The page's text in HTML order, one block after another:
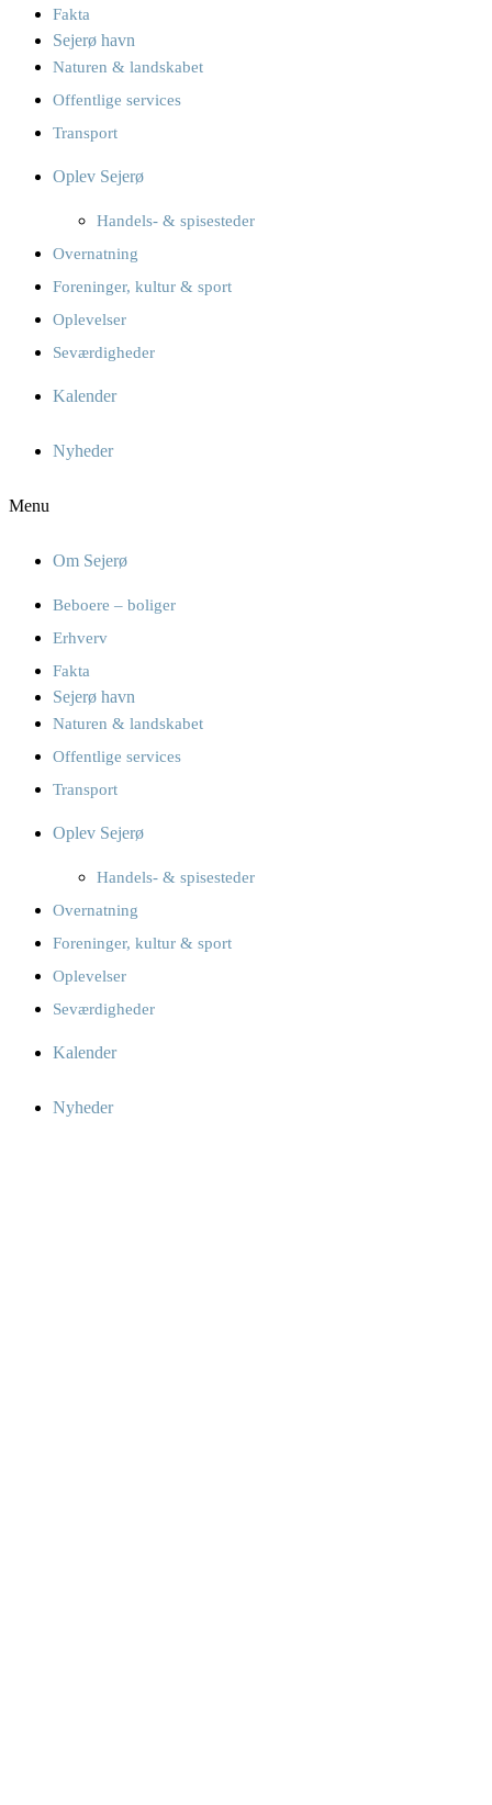
Fakta
Sejerø havn
Naturen & landskabet
Offentlige services
Transport
Oplev Sejerø
Handels- & spisesteder
Overnatning
Foreninger, kultur & sport
Oplevelser
Seværdigheder
Kalender
Nyheder
Menu
Om Sejerø
Beboere – boliger
Erhverv
Fakta
Sejerø havn
Naturen & landskabet
Offentlige services
Transport
Oplev Sejerø
Handels- & spisesteder
Overnatning
Foreninger, kultur & sport
Oplevelser
Seværdigheder
Kalender
Nyheder